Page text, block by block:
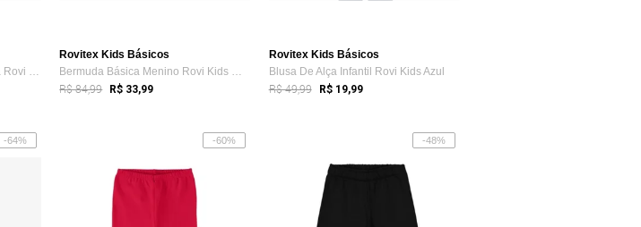
Regata De Alça Infantil Menina Rovi Kids Preto
Rovitex Kids Básicos
Bermuda Básica Menino Rovi Kids Marrom
R$ 84,99 R$ 33,99
Rovitex Kids Básicos
Blusa De Alça Infantil Rovi Kids Azul
R$ 49,99 R$ 19,99
-64% -60% -48%